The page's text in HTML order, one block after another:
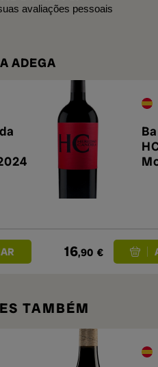
avaliações pessoais
ADEGA
16,90 €
TAMBÉM